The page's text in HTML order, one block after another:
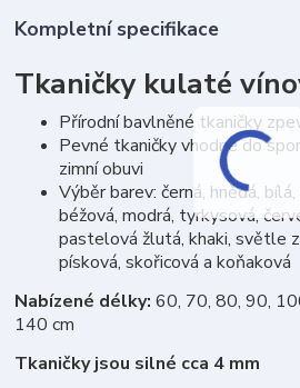
Kompletní specifikace
Tkaničky kulaté
Přírodní bavlněné tkaničky
Pevné tkaničky vhodné do
zimní obuvi
Výběr barev: černá, hnědá,
béžová, modrá, tyrkysová,
pastelová žlutá, khaki, světle
písková, skořicová a koňaková
Nabízené délky: 60, 70, 80, 90,
140 cm
Tkaničky jsou silné cca 4 mm